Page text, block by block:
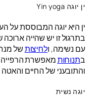
ין יוגה Yin yoga
ין היא יוגה המבוססת על
עם נשימה, ולחיצותשל
בתנוחותמאפשרת הרפייה
והתובעני של החיים
יוגה נשית